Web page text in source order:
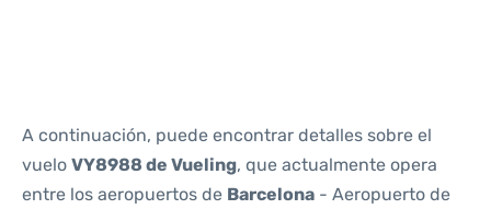
A continuación, puede encontrar detalles sobre el
vuelo VY8988 de Vueling, que actualmente opera
entre los aeropuertos de Barcelona - Aeropuerto de